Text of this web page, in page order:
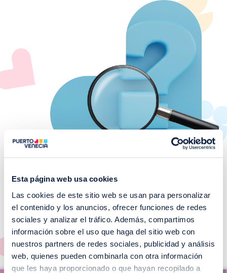
Esta página web usa cookies
Las cookies de este sitio web se usan para personalizar
el contenido y los anuncios, ofrecer funciones de redes
sociales y analizar el tráfico. Además, compartimos
información sobre el uso que haga del sitio web con
nuestros partners de redes sociales, publicidad y análisis
web, quienes pueden combinarla con otra información
que les haya proporcionado o que hayan recopilado a
¡No te pierdas nuestros
EVENTOS!
Ver todos >